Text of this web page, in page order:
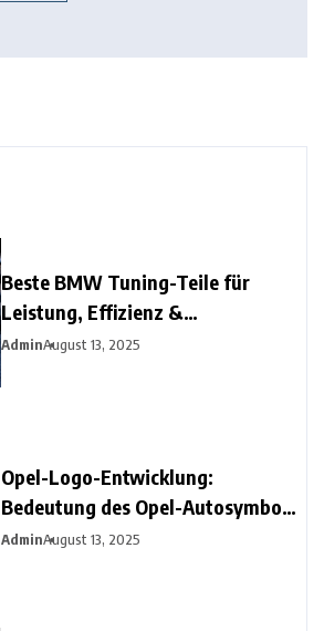
Beste BMW Tuning-Teile für
Leistung, Effizienz &
Fahrverhalten | 2025 Leitfaden
AdminAugust 13, 2025
Opel-Logo-Entwicklung:
Bedeutung des Opel-Autosymbols
und neue Logo-Designs
AdminAugust 13, 2025